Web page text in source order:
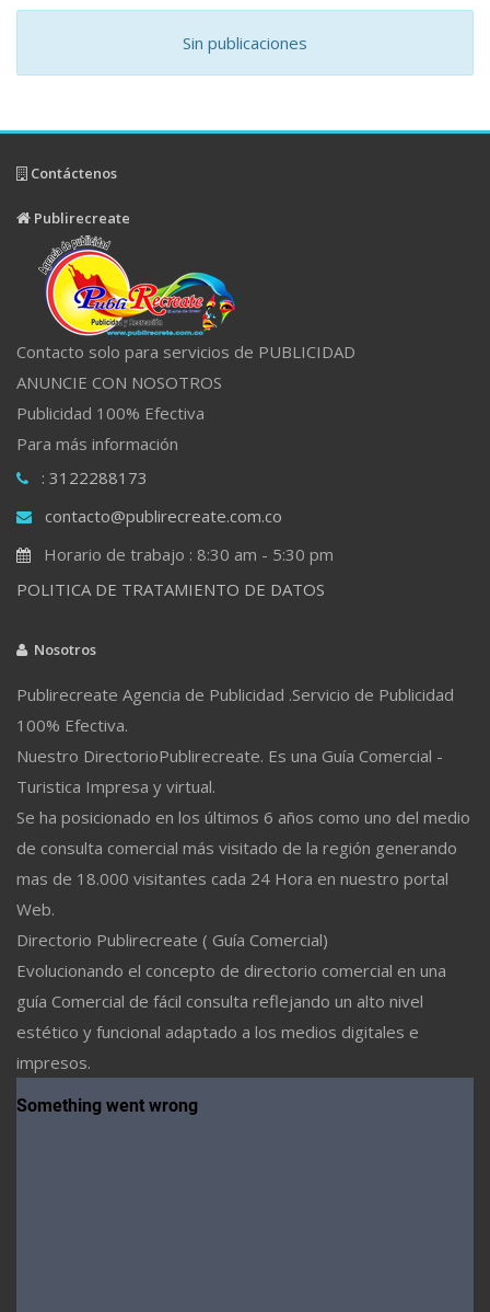
Sin publicaciones
Contáctenos
Publirecreate
Contacto solo para servicios de PUBLICIDAD
ANUNCIE CON NOSOTROS
Publicidad 100% Efectiva
Para más información
: 3122288173
contacto@publirecreate.com.co
Horario de trabajo : 8:30 am - 5:30 pm
POLITICA DE TRATAMIENTO DE DATOS
Nosotros
Publirecreate Agencia de Publicidad .Servicio de Publicidad
100% Efectiva.
Nuestro DirectorioPublirecreate. Es una Guía Comercial -
Turistica Impresa y virtual.
Se ha posicionado en los últimos 6 años como uno del medio
de consulta comercial más visitado de la región generando
mas de 18.000 visitantes cada 24 Hora en nuestro portal
Web.
Directorio Publirecreate ( Guía Comercial)
Evolucionando el concepto de directorio comercial en una
guía Comercial de fácil consulta reflejando un alto nivel
estético y funcional adaptado a los medios digitales e
impresos.